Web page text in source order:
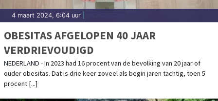
4 maart 2024, 6:04 uur
OBESITAS AFGELOPEN 40 JAAR
VERDRIEVOUDIGD
NEDERLAND - In 2023 had 16 procent van de bevolking van 20 jaar of
ouder obesitas. Dat is drie keer zoveel als begin jaren tachtig, toen 5
procent [...]